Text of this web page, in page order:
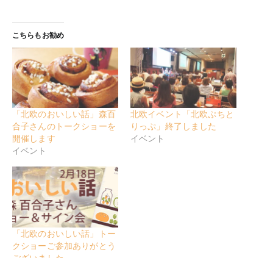
こちらもお勧め
「北欧のおいしい話」森百
合子さんのトークショーを
開催します
イベント
北欧イベント「北欧ぷちと
りっぷ」終了しました
イベント
「北欧のおいしい話」トー
クショーご参加ありがとう